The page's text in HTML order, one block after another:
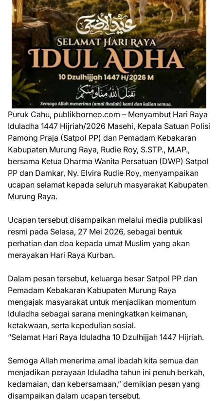
Puruk Cahu, publikborneo.com – Menyambut Hari Raya
Iduladha 1447 Hijriah/2026 Masehi, Kepala Satuan Polisi
Pamong Praja (Satpol PP) dan Pemadam Kebakaran
Kabupaten Murung Raya, Rudie Roy, S.STP., M.AP.,
bersama Ketua Dharma Wanita Persatuan (DWP) Satpol
PP dan Damkar, Ny. Elvira Rudie Roy, menyampaikan
ucapan selamat kepada seluruh masyarakat Kabupaten
Murung Raya.
Ucapan tersebut disampaikan melalui media publikasi
resmi pada Selasa, 27 Mei 2026, sebagai bentuk
perhatian dan doa kepada umat Muslim yang akan
merayakan Hari Raya Kurban.
Dalam pesan tersebut, keluarga besar Satpol PP dan
Pemadam Kebakaran Kabupaten Murung Raya
mengajak masyarakat untuk menjadikan momentum
Iduladha sebagai sarana meningkatkan keimanan,
ketakwaan, serta kepedulian sosial.
“Selamat Hari Raya Iduladha 10 Dzulhijjah 1447 Hijriah.
Semoga Allah menerima amal ibadah kita semua dan
menjadikan perayaan Iduladha tahun ini penuh berkah,
kedamaian, dan kebersamaan,” demikian pesan yang
disampaikan dalam ucapan tersebut.